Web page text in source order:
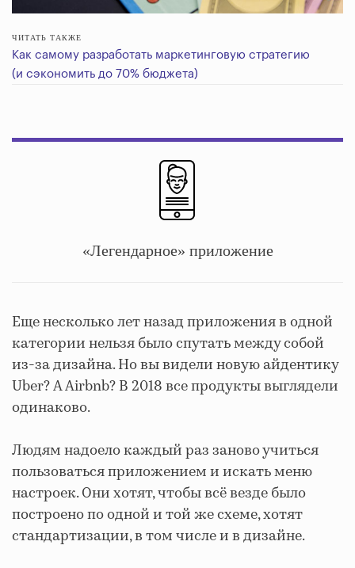
ЧИТАТЬ ТАКЖЕ
Как самому разработать маркетинговую стратегию
(и сэкономить до 70% бюджета)
«Легендарное» приложение
Еще несколько лет назад приложения в одной
категории нельзя было спутать между собой
из-за дизайна. Но вы видели новую айдентику
Uber? А Airbnb? В 2018 все продукты выглядели
одинаково.
Людям надоело каждый раз заново учиться
пользоваться приложением и искать меню
настроек. Они хотят, чтобы всё везде было
построено по одной и той же схеме, хотят
стандартизации, в том числе и в дизайне.